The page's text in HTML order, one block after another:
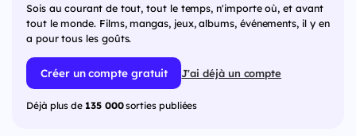
Sois au courant de tout, tout le temps, n'importe où, et avant
tout le monde. Films, mangas, jeux, albums, événements, il y en
a pour tous les goûts.
Créer un compte gratuit J'ai déjà un compte
Déjà plus de 135 000sorties publiées